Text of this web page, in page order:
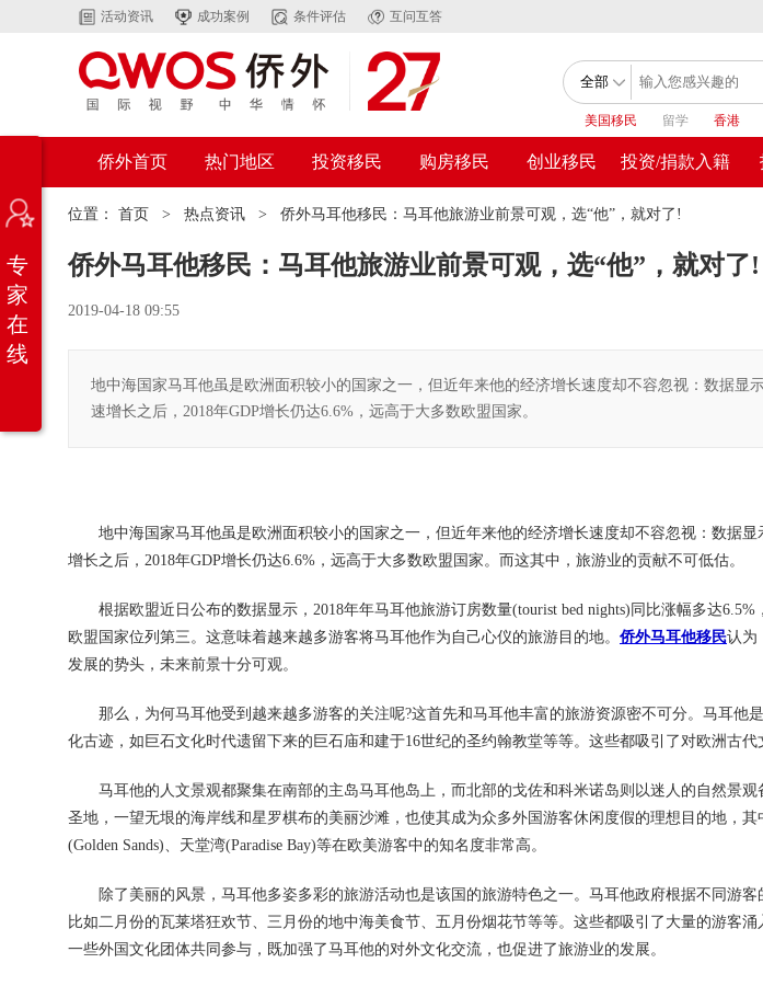
活动资讯 成功案例 条件评估 互问互答
美国移民 留学 香港
侨外首页 热门地区 投资移民 购房移民 创业移民 投资/捐款入籍
位置： 首页 > 热点资讯 > 侨外马耳他移民：马耳他旅游业前景可观，选“他”，就对了!
侨外马耳他移民：马耳他旅游业前景可观，选“他”，就对了!
2019-04-18 09:55
地中海国家马耳他虽是欧洲面积较小的国家之一，但近年来他的经济增长速度却不容忽视：数据显
速增长之后，2018年GDP增长仍达6.6%，远高于大多数欧盟国家。
地中海国家马耳他虽是欧洲面积较小的国家之一，但近年来他的经济增长速度却不容忽视：数据显
增长之后，2018年GDP增长仍达6.6%，远高于大多数欧盟国家。而这其中，旅游业的贡献不可低估。
根据欧盟近日公布的数据显示，2018年年马耳他旅游订房数量(tourist bed nights)同比涨幅多达6.5%
欧盟国家位列第三。这意味着越来越多游客将马耳他作为自己心仪的旅游目的地。 侨外马耳他移民认为
发展的势头，未来前景十分可观。
那么，为何马耳他受到越来越多游客的关注呢?这首先和马耳他丰富的旅游资源密不可分。马耳他
化古迹，如巨石文化时代遗留下来的巨石庙和建于16世纪的圣约翰教堂等等。这些都吸引了对欧洲古代
马耳他的人文景观都聚集在南部的主岛马耳他岛上，而北部的戈佐和科米诺岛则以迷人的自然景观
圣地，一望无垠的海岸线和星罗棋布的美丽沙滩，也使其成为众多外国游客休闲度假的理想目的地，其
(Golden Sands)、天堂湾(Paradise Bay)等在欧美游客中的知名度非常高。
除了美丽的风景，马耳他多姿多彩的旅游活动也是该国的旅游特色之一。马耳他政府根据不同游客
比如二月份的瓦莱塔狂欢节、三月份的地中海美食节、五月份烟花节等等。这些都吸引了大量的游客
一些外国文化团体共同参与，既加强了马耳他的对外文化交流，也促进了旅游业的发展。
专
家
在
线